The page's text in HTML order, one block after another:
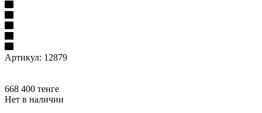
Артикул: 12879
668 400 тенге
Нет в наличии